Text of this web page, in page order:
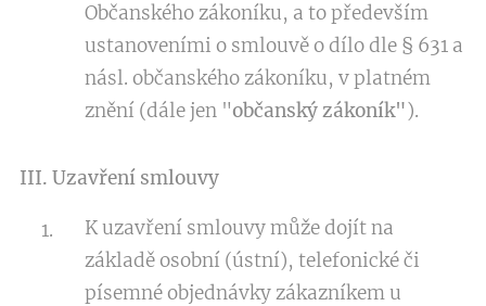
Občanského zákoníku, a to především
ustanoveními o smlouvě o dílo dle § 631 a
násl. občanského zákoníku, v platném
znění (dále jen "občanský zákoník").
III. Uzavření smlouvy
K uzavření smlouvy může dojít na
základě osobní (ústní), telefonické či
písemné objednávky zákazníkem u